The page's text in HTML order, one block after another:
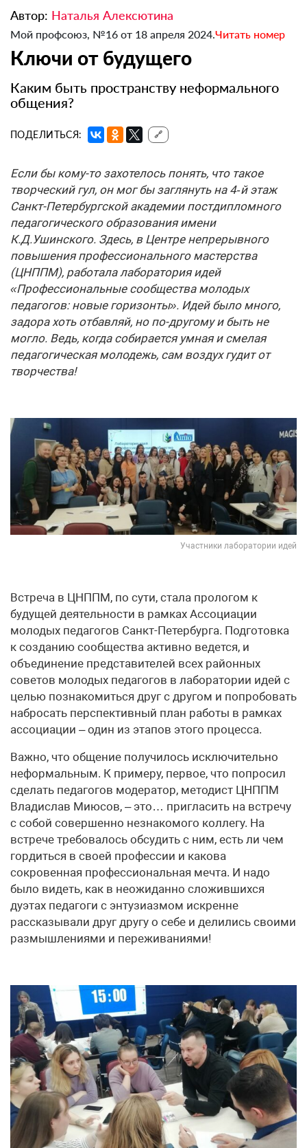
Автор: Наталья Алексютина
Мой профсоюз, №16 от 18 апреля 2024.Читать номер
Ключи от будущего
Каким быть пространству неформального
общения?
ПОДЕЛИТЬСЯ: 🔗
Если бы кому-то захотелось понять, что такое
творческий гул, он мог бы заглянуть на 4‑й этаж
Санкт-Петербургской академии постдипломного
педагогического образования имени
К.Д.Ушинского. Здесь, в Центре непрерывного
повышения профессионального мастерства
(ЦНППМ), работала лаборатория идей
«Профессиональные сообщества молодых
педагогов: новые горизонты». Идей было много,
задора хоть отбавляй, но по-другому и быть не
могло. Ведь, когда собирается умная и смелая
педагогическая молодежь, сам воздух гудит от
творчества!
Участники лаборатории идей
Встреча в ЦНППМ, по сути, стала прологом к
будущей деятельности в рамках Ассоциации
молодых педагогов Санкт-Петербурга. Подготовка
к созданию сообщества активно ведется, и
объединение представителей всех районных
советов молодых педагогов в лаборатории идей с
целью познакомиться друг с другом и попробовать
набросать перспективный план работы в рамках
ассоциации – один из этапов этого процесса.
Важно, что общение получилось исключительно
неформальным. К примеру, первое, что попросил
сделать педагогов модератор, методист ЦНППМ
Владислав Миюсов, – это… пригласить на встречу
с собой совершенно незнакомого коллегу. На
встрече требовалось обсудить с ним, есть ли чем
гордиться в своей профессии и какова
сокровенная профессиональная мечта. И надо
было видеть, как в неожиданно сложившихся
дуэтах педагоги с энтузиазмом искренне
рассказывали друг другу о себе и делились своими
размышлениями и переживаниями!